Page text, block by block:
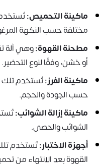
ماكينة التحميص:
مختلفة حسب النكهة
مطحنة القهوة:وهي آلة
أو خشن، وفقًا لنوع التحضير.
ماكينة الفرز:تُستخدم تلك
حسب الجودة والحجم.
ماكينة إزالة الشوائب:
الشوائب والحصى.
أجهزة الاختبار:تُستخدم
القهوة بعد الانتهاء من